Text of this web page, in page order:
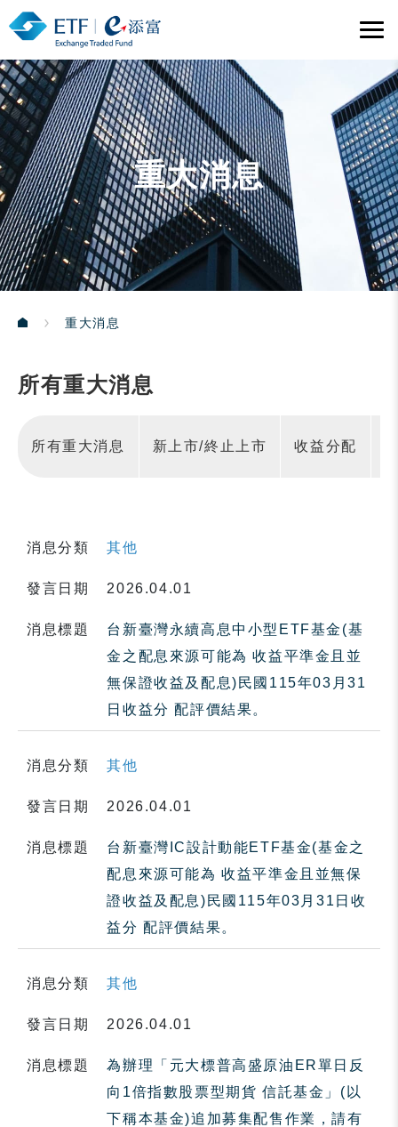
重大消息
重大消息
所有重大消息
所有重大消息 新上市/終止上市 收益分配
消息分類 其他
發言日期 2026.04.01
消息標題
台新臺灣永續高息中小型ETF基金(基
金之配息來源可能為 收益平準金且並
無保證收益及配息)民國115年03月31
日收益分 配評價結果。
消息分類 其他
發言日期 2026.04.01
消息標題
台新臺灣IC設計動能ETF基金(基金之
配息來源可能為 收益平準金且並無保
證收益及配息)民國115年03月31日收
益分 配評價結果。
消息分類 其他
發言日期 2026.04.01
消息標題
為辦理「元大標普高盛原油ER單日反
向1倍指數股票型期貨 信託基金」(以
下稱本基金)追加募集配售作業，請有